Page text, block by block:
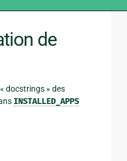
de
docstrings » des
INSTALLED_APPS